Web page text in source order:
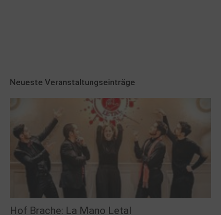
Neueste Veranstaltungseinträge
Hof Brache: La Mano Letal